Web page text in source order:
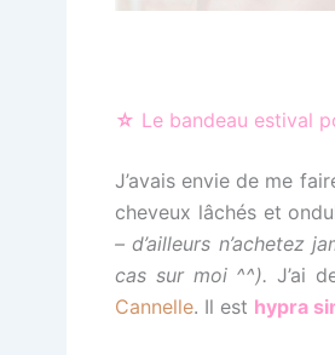
☆ Le bandeau estival
J’avais envie de me
cheveux lâchés et
– d’ailleurs n’achetez
cas sur moi ^^). J’ai
Cannelle. Il est hypra